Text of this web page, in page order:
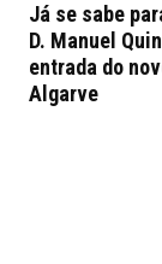
Já se sabe
D. Manuel
entrada do
Algarve